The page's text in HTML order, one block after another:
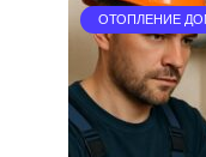
ОТОПЛЕНИЕ